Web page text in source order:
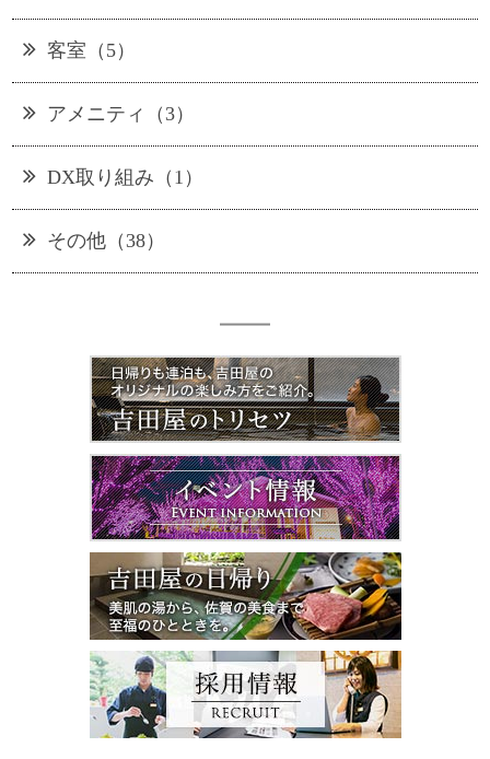
客室（5）
アメニティ（3）
DX取り組み（1）
その他（38）